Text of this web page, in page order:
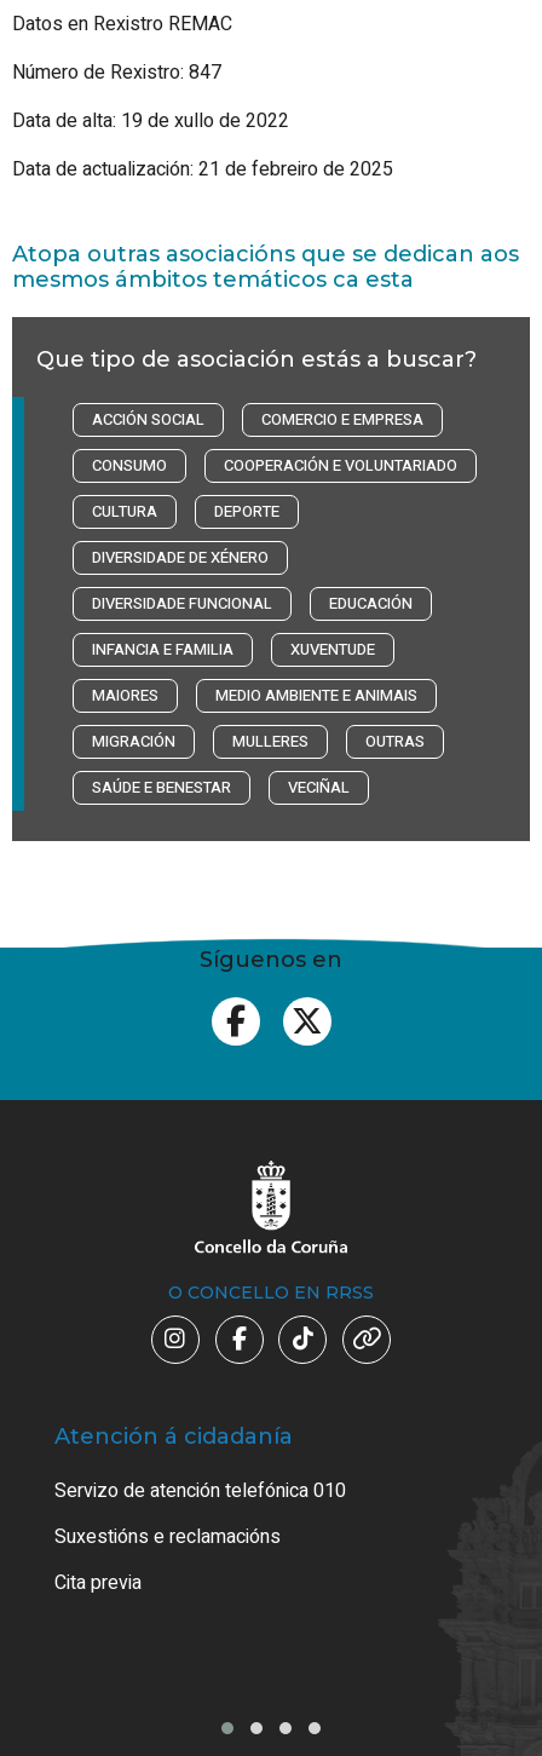
Datos en Rexistro REMAC
Número de Rexistro: 847
Data de alta: 19 de xullo de 2022
Data de actualización: 21 de febreiro de 2025
Atopa outras asociacións que se dedican aos
mesmos ámbitos temáticos ca esta
Que tipo de asociación estás a buscar?
ACCIÓN SOCIAL
COMERCIO E EMPRESA
CONSUMO
COOPERACIÓN E VOLUNTARIADO
CULTURA
DEPORTE
DIVERSIDADE DE XÉNERO
DIVERSIDADE FUNCIONAL
EDUCACIÓN
INFANCIA E FAMILIA
XUVENTUDE
MAIORES
MEDIO AMBIENTE E ANIMAIS
MIGRACIÓN
MULLERES
OUTRAS
SAÚDE E BENESTAR
VECIÑAL
Síguenos en
O CONCELLO EN RRSS
Atención á cidadanía
Servizo de atención telefónica 010
Suxestións e reclamacións
Cita previa